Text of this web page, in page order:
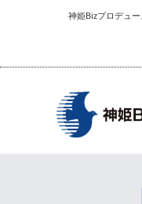
神姫Bizプロデュ